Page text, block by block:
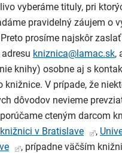
vyberáme tituly, pri
pravidelný záujem o
prosíme najskôr
kniznica@lamac.sk,
knihy) osobne aj s
knižnice. V prípade, že
dôvodov nevieme
cteným darcom
v Bratislave
,
, prípadne väčším